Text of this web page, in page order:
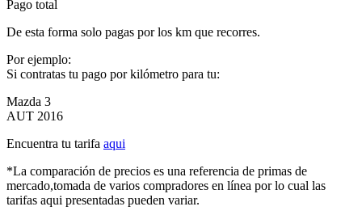
Pago total
De esta forma solo pagas por los km que recorres.
Por ejemplo:
Si contratas tu pago por kilómetro para tu:
Mazda 3
AUT 2016
Encuentra tu tarifa aqui
*La comparación de precios es una referencia de primas de
mercado,tomada de varios compradores en línea por lo cual las
tarifas aqui presentadas pueden variar.